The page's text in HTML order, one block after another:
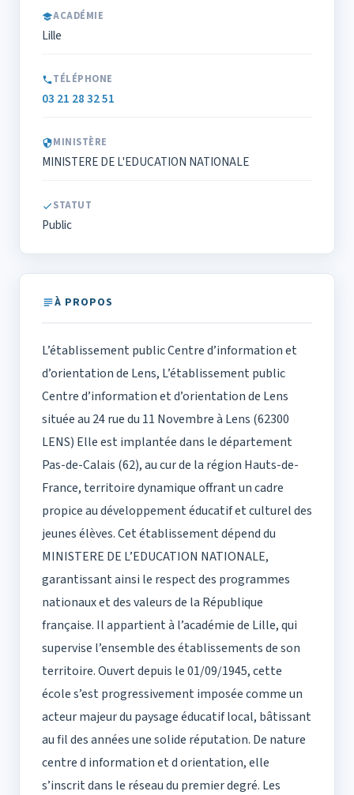
ACADÉMIE
Lille
TÉLÉPHONE
03 21 28 32 51
MINISTÈRE
MINISTERE DE L'EDUCATION NATIONALE
STATUT
Public
À PROPOS
L’établissement public Centre d’information et
d’orientation de Lens, L’établissement public
Centre d’information et d’orientation de Lens
située au 24 rue du 11 Novembre à Lens (62300
LENS) Elle est implantée dans le département
Pas-de-Calais (62), au cur de la région Hauts-de-
France, territoire dynamique offrant un cadre
propice au développement éducatif et culturel des
jeunes élèves. Cet établissement dépend du
MINISTERE DE L’EDUCATION NATIONALE,
garantissant ainsi le respect des programmes
nationaux et des valeurs de la République
française. Il appartient à l’académie de Lille, qui
supervise l’ensemble des établissements de son
territoire. Ouvert depuis le 01/09/1945, cette
école s’est progressivement imposée comme un
acteur majeur du paysage éducatif local, bâtissant
au fil des années une solide réputation. De nature
centre d information et d orientation, elle
s’inscrit dans le réseau du premier degré. Les